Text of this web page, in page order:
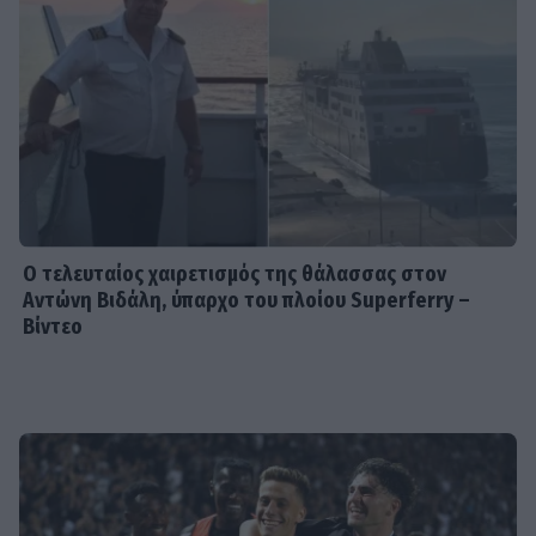
Μαρία Κορινθίου: «Είμαι πιο
συνειδητοποιημένη από ποτέ... Είμαι
πια τόσο χορτασμένη»
αξεπέραστο σύνολο
αλήθεια
INSIDE STORIES
Ο τελευταίος χαιρετισμός της θάλασσας στον
Αντώνη Βιδάλη, ύπαρχο του πλοίου Superferry –
Βίντεο